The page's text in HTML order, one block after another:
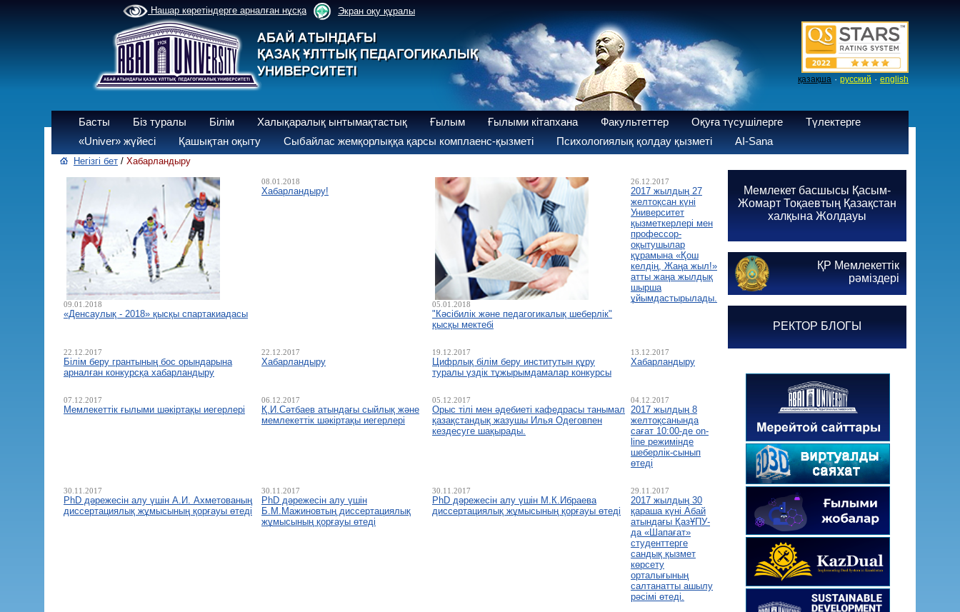
Нашар көретіндерге арналған нұсқа Экран оқу құралы
қазақша · русский · english
Басты Біз туралы Білім Халықаралық ынтымақтастық Ғылым Ғылыми кітапхана Факультеттер Оқуға түсушілерге
Түлектерге
«Univer» жүйесі
Қашықтан оқыту Сыбайлас жемқорлыққа қарсы комплаенс-қызметі Психологиялық қолдау қызметі AI-Sana
Негізгі бет / Хабарландыру
09.01.2018
«Денсаулық - 2018» қысқы спартакиадаcы
08.01.2018
Хабарландыру!
05.01.2018
"Кәсібилік және педагогикалық шеберлік"
қысқы мектебі
26.12.2017
2017 жылдың 27
желтоқсан күні
Университет
қызметкерлері мен
профессор-
оқытушылар
құрамына «Қош
келдің, Жаңа жыл!»
атты жаңа жылдық
шырша
ұйымдастырылады.
22.12.2017
Білім беру грантының бос орындарына
арналған конкурсқа хабарландыру
22.12.2017
Хабарландыру
19.12.2017
Цифрлық білім беру институтын құру
туралы үздік тұжырымдамалар конкурсы
13.12.2017
Хабарландыру
07.12.2017
Мемлекеттік ғылыми шәкіртақы иегерлері
06.12.2017
Қ.И.Сәтбаев атындағы сыйлық және
мемлекеттік шәкіртақы иегерлері
05.12.2017
Орыс тілі мен әдебиеті кафедрасы танымал
қазақстандық жазушы Илья Одеговпен
кездесуге шақырады.
04.12.2017
2017 жылдың 8
желтоқсанында
сағат 10:00-де оn-
line режимінде
шеберлік-сынып
өтеді
30.11.2017
РhD дәрежесін алу үшін А.И. Ахметованың
диссертациялық жұмысының қорғауы өтеді
30.11.2017
РhD дәрежесін алу үшін
Б.М.Мажиновтың диссертациялық
жұмысының қорғауы өтеді
30.11.2017
РhD дәрежесін алу үшін М.К.Ибраева
диссертациялық жұмысының қорғауы өтеді
29.11.2017
2017 жылдың 30
қараша күні Абай
атындағы ҚазҰПУ-
да «Шапағат»
студенттерге
сандық қызмет
көрсету
орталығының
салтанатты ашылу
рәсімі өтеді.
Мемлекет басшысы Қасым-
Жомарт Тоқаевтың Қазақстан
халқына Жолдауы
ҚР Мемлекеттік
рәміздері
РЕКТОР БЛОГЫ